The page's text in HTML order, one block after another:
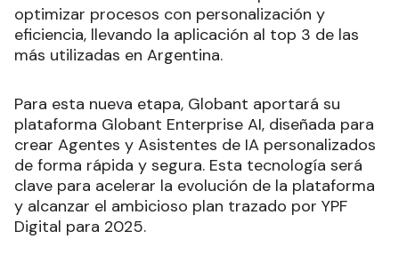
optimizar procesos con personalización y
eficiencia, llevando la aplicación al top 3 de las
más utilizadas en Argentina.
Para esta nueva etapa, Globant aportará su
plataforma Globant Enterprise AI, diseñada para
crear Agentes y Asistentes de IA personalizados
de forma rápida y segura. Esta tecnología será
clave para acelerar la evolución de la plataforma
y alcanzar el ambicioso plan trazado por YPF
Digital para 2025.